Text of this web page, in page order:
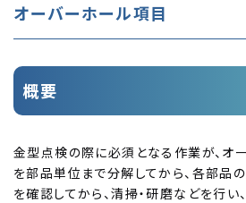
オーバーホール項目
概要
金型点検の際に必須となる作業が、オ
を部品単位まで分解してから、各部品
を確認してから、清掃・研磨などを行い